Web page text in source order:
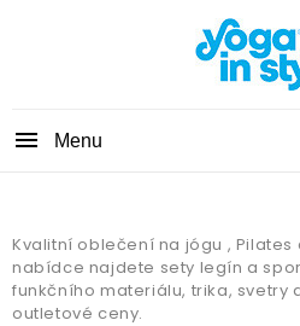

Kvalitní oblečení na jógu , Pilates
nabídce najdete sety legín a
funkčního materiálu, trika, svetry
outletové ceny.